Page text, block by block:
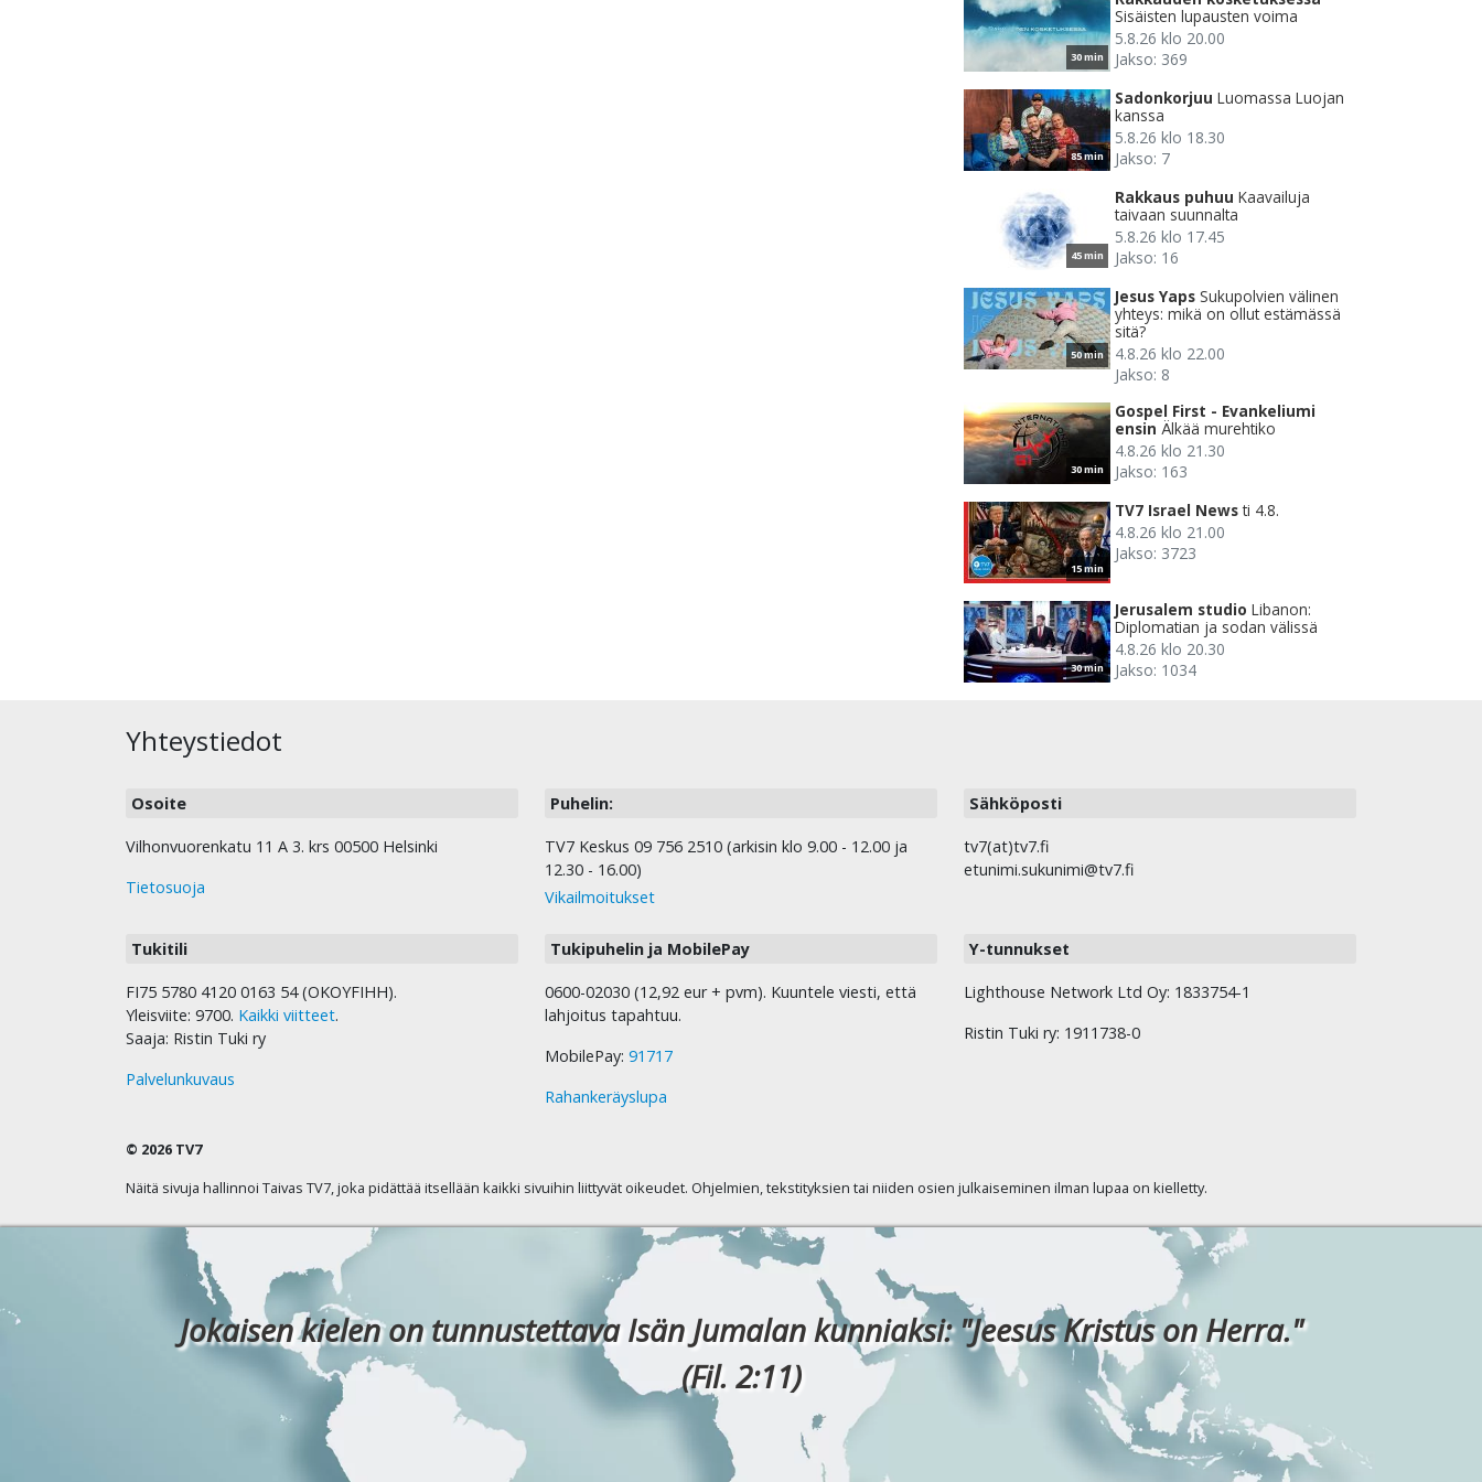
30 min
Sisäisten lupausten voima
5.8.26 klo 20.00
Jakso: 369
85 min
Sadonkorjuu Luomassa Luojan
kanssa
5.8.26 klo 18.30
Jakso: 7
45 min
Rakkaus puhuu Kaavailuja
taivaan suunnalta
5.8.26 klo 17.45
Jakso: 16
50 min
Jesus Yaps Sukupolvien välinen
yhteys: mikä on ollut estämässä
sitä?
4.8.26 klo 22.00
Jakso: 8
30 min
Gospel First - Evankeliumi
ensin Älkää murehtiko
4.8.26 klo 21.30
Jakso: 163
15 min
TV7 Israel News ti 4.8.
4.8.26 klo 21.00
Jakso: 3723
30 min
Jerusalem studio Libanon:
Diplomatian ja sodan välissä
4.8.26 klo 20.30
Jakso: 1034
Yhteystiedot
Osoite
Vilhonvuorenkatu 11 A 3. krs 00500 Helsinki
Tietosuoja
Puhelin:
TV7 Keskus 09 756 2510 (arkisin klo 9.00 - 12.00 ja
12.30 - 16.00)
Vikailmoitukset
Sähköposti
tv7(at)tv7.fi
etunimi.sukunimi@tv7.fi
Tukitili
FI75 5780 4120 0163 54 (OKOYFIHH).
Yleisviite: 9700. Kaikki viitteet.
Saaja: Ristin Tuki ry
Palvelunkuvaus
Tukipuhelin ja MobilePay
0600-02030 (12,92 eur + pvm). Kuuntele viesti, että
lahjoitus tapahtuu.
MobilePay: 91717
Rahankeräyslupa
Y-tunnukset
Lighthouse Network Ltd Oy: 1833754-1
Ristin Tuki ry: 1911738-0
© 2026 TV7
Näitä sivuja hallinnoi Taivas TV7, joka pidättää itsellään kaikki sivuihin liittyvät oikeudet. Ohjelmien, tekstityksien tai niiden osien julkaiseminen ilman lupaa on kielletty.
Jokaisen kielen on tunnustettava Isän Jumalan kunniaksi: "Jeesus Kristus on Herra."
(Fil. 2:11)